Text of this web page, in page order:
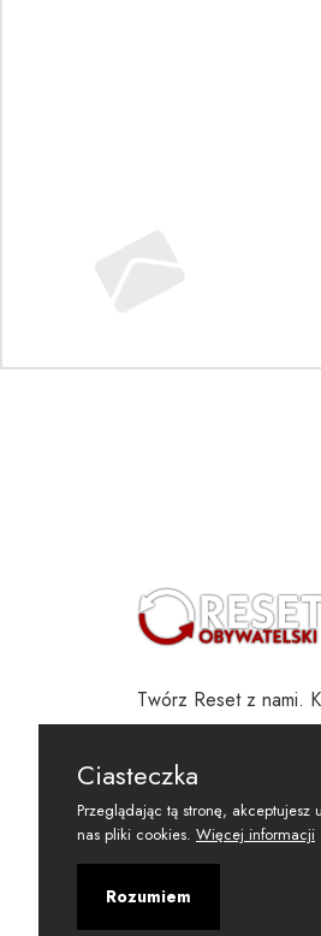
Twórz Reset z nami.
i wspieraj
Ciasteczka
Przeglądając tą stronę, akceptujesz
nas pliki cookies. Więcej informacji
Rozumiem